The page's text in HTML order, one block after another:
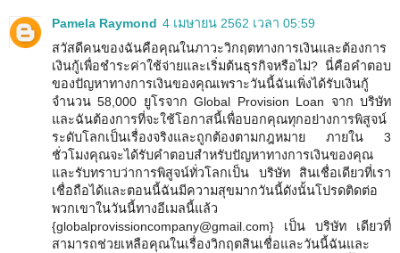
Pamela Raymond 4 เมษายน 2562 เวลา 05:59
สวัสดีคนของฉันคือคุณในภาวะวิกฤตทางการเงินและต้องการ
เงินกู้เพื่อชำระค่าใช้จ่ายและเริ่มต้นธุรกิจหรือไม่? นี่คือคำตอบ
ของปัญหาทางการเงินของคุณเพราะวันนี้ฉันเพิ่งได้รับเงินกู้
จำนวน 58,000 ยูโรจาก Global Provision Loan จาก บริษัท
และฉันต้องการที่จะใช้โอกาสนี้เพื่อบอกคุณทุกอย่างการพิสูจน์
ระดับโลกเป็นเรื่องจริงและถูกต้องตามกฎหมาย ภายใน 3
ชั่วโมงคุณจะได้รับคำตอบสำหรับปัญหาทางการเงินของคุณ
และรับทราบว่าการพิสูจน์ทั่วโลกเป็น บริษัท สินเชื่อเดียวที่เรา
เชื่อถือได้และตอนนี้ฉันมีความสุขมากวันนี้ดังนั้นโปรดติดต่อ
พวกเขาในวันนี้ทางอีเมลนี้แล้ว
{globalprovissioncompany@gmail.com} เป็น บริษัท เดียวที่
สามารถช่วยเหลือคุณในเรื่องวิกฤตสินเชื่อและวันนี้ฉันและ